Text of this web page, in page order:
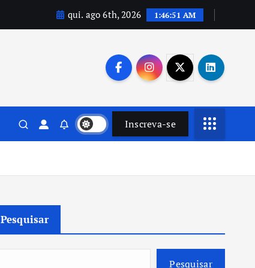
qui. ago 6th, 2026 1:46:53 AM
Inscreva-se
Pesquisar
Pesquisar